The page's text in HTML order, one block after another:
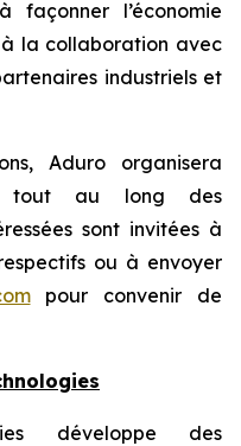
façonner l’économie
la collaboration avec
industriels et
Aduro organisera
tout au long des
sont invitées à
ou à envoyer
pour convenir de
développe des